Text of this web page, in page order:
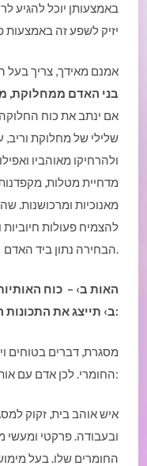
באמצעותן יוכל להגיע
יזיק לשפע זה באמצעות
אמנם מאידך, צריך בעל
בני האדם ממחלוקת,
אם ינתב את כוח החלוקה
שלילי של מחלוקת וריב,
ולהרחיקו מאוהביו
מדחיית מטלות,
מאנוכיות ומרכושנות.
להצמיח פעולות
האות ב› – כוח
ב› תייצג את התכונות הבאות:
מסגרת, דברים בטוחים
החומרי. לכן אדם עם אות ב› דומיננטית» יהיה:
איש אוהב בית, זקוק
ובעבודה. פרקטי ומעשי
החומרים שלו. בעל